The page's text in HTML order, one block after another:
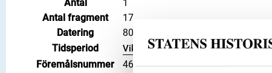
Antal
1
Antal fragment
17
Datering
800 – 1100
Tidsperiod
Vikingatid
Föremålsnummer
469320_HST